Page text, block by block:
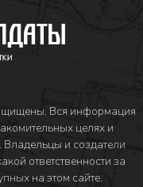
Вся информация
целях и
Владельцы и создатели
ответственности за
на этом сайте.